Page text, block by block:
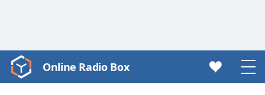
Video
Player
Online Radio Box